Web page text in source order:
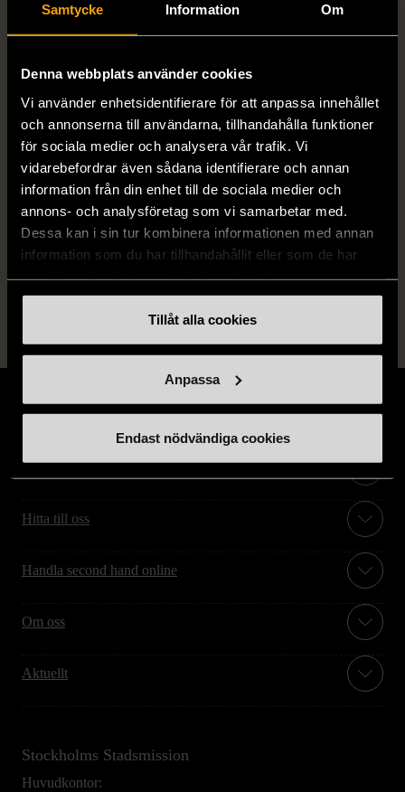
Samtycke Information Om
Denna webbplats använder cookies
Vi använder enhetsidentifierare för att anpassa innehållet
och annonserna till användarna, tillhandahålla funktioner
för sociala medier och analysera vår trafik. Vi
vidarebefordrar även sådana identifierare och annan
information från din enhet till de sociala medier och
annons- och analysföretag som vi samarbetar med.
Dessa kan i sin tur kombinera informationen med annan
information som du har tillhandahållit eller som de har
Tillåt alla cookies
Anpassa
Endast nödvändiga cookies
Utgivningsår 2011
Produkten är unik och finns enbart som 1 st i lager.
Fri frakt på alla köp över 990 kr.
Stöd oss
Hitta till oss
Handla second hand online
Om oss
Aktuellt
Stockholms Stadsmission
Huvudkontor: